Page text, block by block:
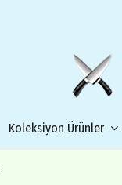
Koleksiyon Ürünler